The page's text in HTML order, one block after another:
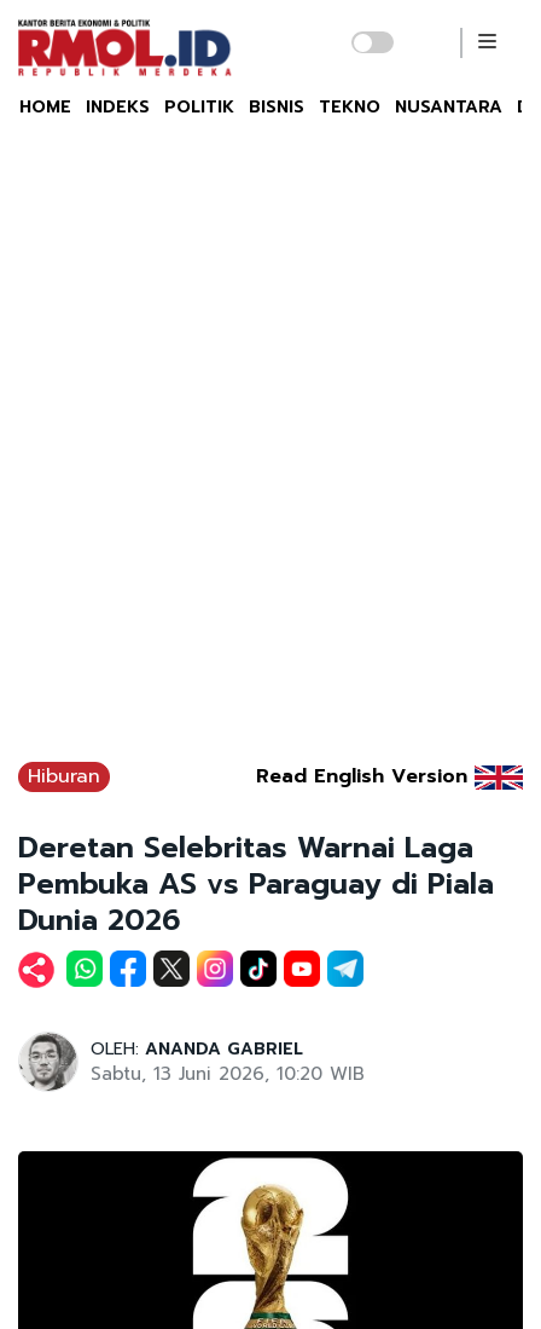
HOME INDEKS POLITIK BISNIS TEKNO NUSANTARA
Hiburan Read English Version
Deretan Selebritas Warnai Laga
Pembuka AS vs Paraguay di Piala
Dunia 2026
OLEH: ANANDA GABRIEL
Sabtu, 13 Juni 2026, 10:20 WIB